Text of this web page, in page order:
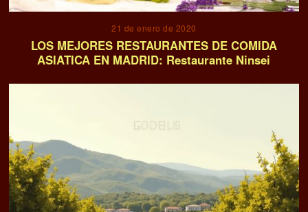
21 de enero de 2020
LOS MEJORES RESTAURANTES DE COMIDA
ASIATICA EN MADRID: Restaurante Ninsei